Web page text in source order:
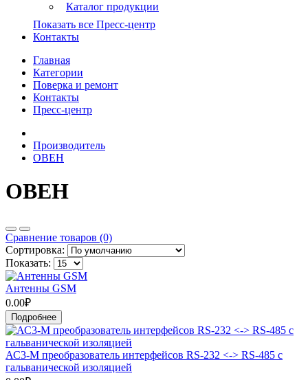
Каталог продукции
Показать все Пресс-центр
Контакты
Главная
Категории
Поверка и ремонт
Контакты
Пресс-центр
Производитель
ОВЕН
ОВЕН
Сравнение товаров (0)
Сортировка:
Показать:
Антенны GSM
0.00₽
Подробнее
АС3-М преобразователь интерфейсов RS-232 <-> RS-485 с
гальванической изоляцией